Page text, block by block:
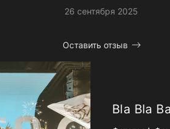
26 сентября 2025
Оставить отзыв
Bla Bla